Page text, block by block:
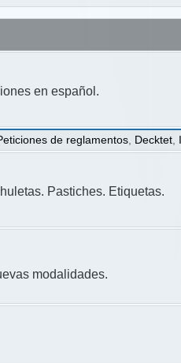
en español.
de reglamentos Decktet
Pastiches. Etiquetas.
modalidades.